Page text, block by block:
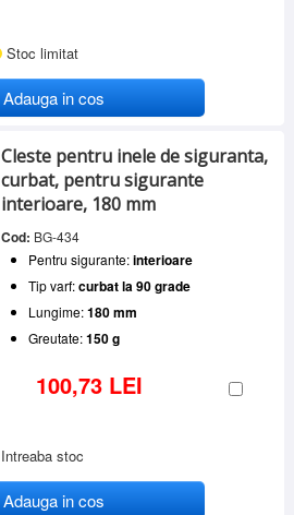
Stoc limitat
Adauga in cos
Cleste pentru inele de siguranta,
curbat, pentru sigurante
interioare, 180 mm
Cod: BG-434
Pentru sigurante:interioare
Tip varf:curbat la 90 grade
Lungime:180 mm
Greutate:150 g
100,73 LEI
Intreaba stoc
Adauga in cos